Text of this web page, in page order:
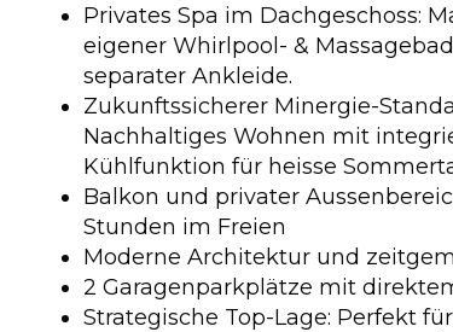
Privates Spa im Dachgeschoss:
eigener Whirlpool- &
separater Ankleide.
Zukunftssicherer Minergie-
Nachhaltiges Wohnen mit
Kühlfunktion für heisse
Balkon und privater
Stunden im Freien
Moderne Architektur und
2 Garagenparkplätze mit
Strategische Top-Lage: Perfekt